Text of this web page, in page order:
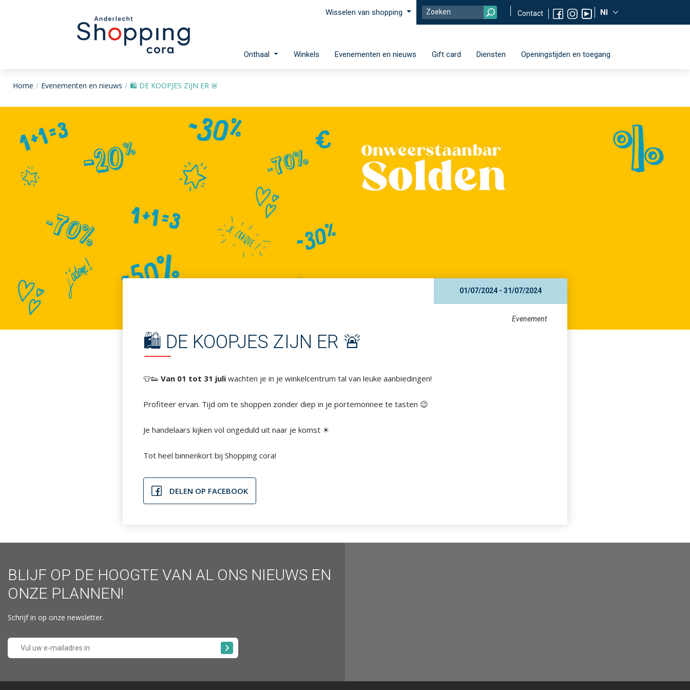
Wisselen van shopping Contact Nl
Onthaal Winkels Evenementen en nieuws Gift card Diensten Openingstijden en toegang
Home Evenementen en nieuws 🛍 DE KOOPJES ZIJN ER 🚨
01/07/2024 - 31/07/2024
Evenement
🛍 DE KOOPJES ZIJN ER 🚨
👕👟 Van 01 tot 31 juli wachten je in je winkelcentrum tal van leuke aanbiedingen!
Profiteer ervan. Tijd om te shoppen zonder diep in je portemonnee te tasten 😉
Je handelaars kijken vol ongeduld uit naar je komst ☀
Tot heel binnenkort bij Shopping cora!
DELEN OP FACEBOOK
BLIJF OP DE HOOGTE VAN AL ONS NIEUWS EN
ONZE PLANNEN!
Schrijf in op onze newsletter.